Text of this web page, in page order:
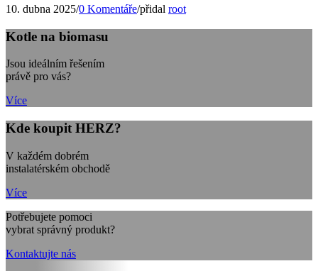
10. dubna 2025/0 Komentáře/přidal root
Kotle na biomasu
Jsou ideálním řešením
právě pro vás?
Více
Kde koupit HERZ?
V každém dobrém
instalatérském obchodě
Více
Potřebujete pomoci
vybrat správný produkt?
Kontaktujte nás